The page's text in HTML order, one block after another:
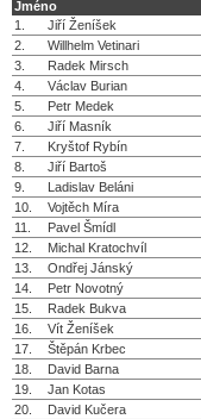
Jméno
1.
Jiří Ženíšek
2.
Willhelm Vetinari
3.
Radek Mirsch
4.
Václav Burian
5.
Petr Medek
6.
Jiří Masník
7.
Kryštof Rybín
8.
Jiří Bartoš
9.
Ladislav Beláni
10.
Vojtěch Míra
11.
Pavel Šmídl
12.
Michal Kratochvíl
13.
Ondřej Jánský
14.
Petr Novotný
15.
Radek Bukva
16.
Vít Ženíšek
17.
Štěpán Krbec
18.
David Barna
19.
Jan Kotas
20.
David Kučera